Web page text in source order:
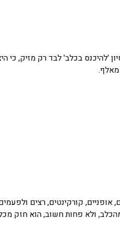
'להיכנס בכלב' לבד רק מזיק, כי
מאלף.
קורקינטים, רצים
ולא פחות חשוב, הוא חזק